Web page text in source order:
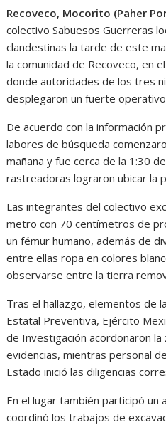
Recoveco, Mocorito (Paher
colectivoSabuesos Guerreras
clandestinas la tarde de este
la comunidad de Recoveco, en
donde autoridades de los tres
desplegaron un fuerte
De acuerdo con la información
labores de búsqueda
mañana y fue cerca de la 1:30
rastreadoras lograron ubicar la
Las integrantes del colectivo
metro con 70 centímetros de
un fémur humano, además de
entre ellas ropa en colores
observarse entre la tierra
Tras el hallazgo, elementos de
Estatal Preventiva, Ejército
de Investigación acordonaron
evidencias, mientras personal
Estado inició las diligencias
En el lugar también participó
coordinó los trabajos de